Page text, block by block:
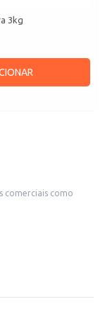
3kg
o tornam uma